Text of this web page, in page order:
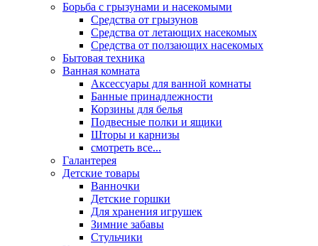
Борьба с грызунами и насекомыми
Средства от грызунов
Средства от летающих насекомых
Средства от ползающих насекомых
Бытовая техника
Ванная комната
Аксессуары для ванной комнаты
Банные принадлежности
Корзины для белья
Подвесные полки и ящики
Шторы и карнизы
смотреть все...
Галантерея
Детские товары
Ванночки
Детские горшки
Для хранения игрушек
Зимние забавы
Стульчики